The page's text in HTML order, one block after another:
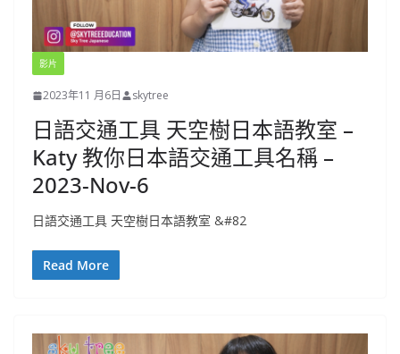
影片
2023年11 月6日 skytree
日語交通工具 天空樹日本語教室 –
Katy 教你日本語交通工具名稱 –
2023-Nov-6
日語交通工具 天空樹日本語教室 &#82
Read More